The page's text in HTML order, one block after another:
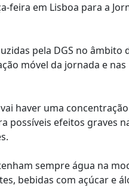
feira em Lisboa para a
pela DGS no âmbito
móvel da jornada e nas
haver uma
possíveis efeitos graves
sempre água na
bebidas com açúcar e